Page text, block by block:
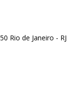
Rio de Janeiro - RJ